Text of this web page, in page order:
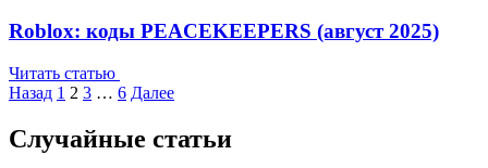
Roblox: коды PEACEKEEPERS (август 2025)
Читать статью
Пагинация
записей
Назад 1 2 3 … 6 Далее
Случайные статьи